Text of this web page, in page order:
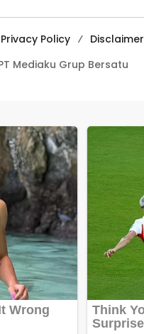
Privacy Policy Disclaimer
Mediaku Grup Bersatu